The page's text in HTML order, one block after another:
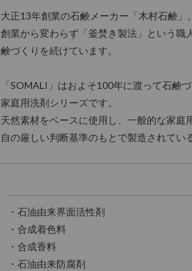
大正13年創業の石鹸メーカー「木村石鹸」。
創業から変わらず「釜焚き製法」という職
鹸づくりを続けています。
「SOMALI」はおよそ100年に渡って石鹸
家庭用洗剤シリーズです。
天然素材をベースに使用し、一般的な家
自の厳しい判断基準のもとで製造されてい
・石油由来界面活性剤
・合成着色料
・合成香料
・石油由来防腐剤